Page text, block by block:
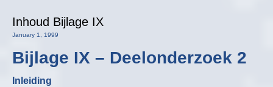
Inhoud Bijlage IX
January 1, 1999
Bijlage IX – Deelonderzoek 2
Inleiding